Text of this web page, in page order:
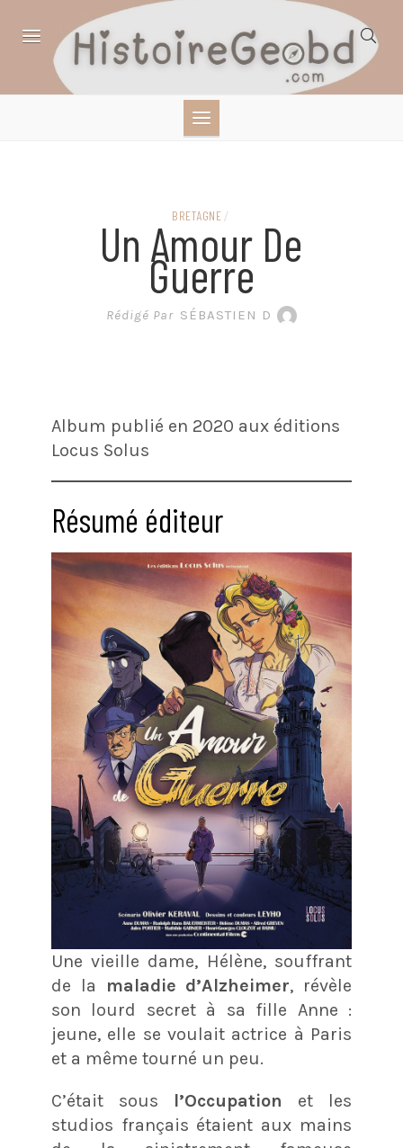
LITTÉRATURE EN
BANDE DESSINÉE
BRETAGNE /
Un Amour De
Guerre
Rédigé Par SÉBASTIEN D
Album publié en 2020 aux éditions
Locus Solus
Résumé éditeur
Une vieille dame, Hélène, souffrant
de la
maladie d’Alzheimer, révèle
son lourd secret à sa fille Anne :
jeune, elle se voulait actrice à Paris
et a même tourné un peu.
C’était sous l’Occupation et les
studios français étaient aux mains